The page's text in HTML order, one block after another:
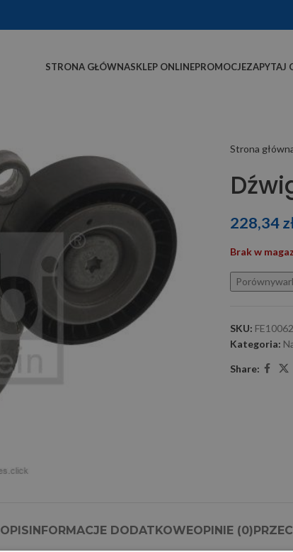
STRONA GŁÓWNASKLEP ONLINEPROMOCJEZAPYTAJ
Strona
228,34
Brak w
SKU:
Kategoria:
Share:
OPISINFORMACJE DODATKOWEOPINIE (0)